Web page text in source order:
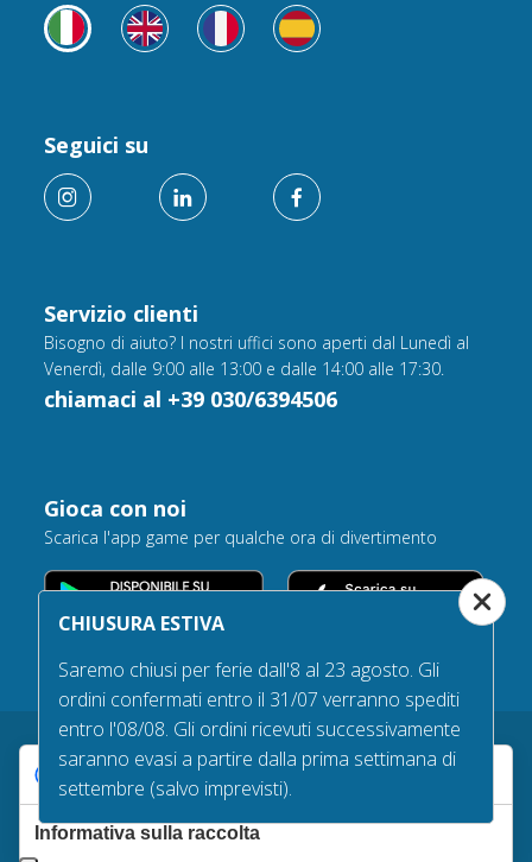
Servizio clienti
Bisogno di aiuto? I nostri uffici sono aperti dal Lunedì al
Venerdì, dalle 9:00 alle 13:00 e dalle 14:00 alle 17:30.
chiamaci al +39 030/6394506
Seguici su
Gioca con noi
Scarica l'app game per qualche ora di divertimento
Garanzie d’acquisto
Tempi e costi di spedizione
CHIUSURA ESTIVA
Saremo chiusi per ferie dall'8 al 23 agosto. Gli
ordini confermati entro il 31/07 verranno spediti
entro l'08/08. Gli ordini ricevuti successivamente
saranno evasi a partire dalla prima settimana di
settembre (salvo imprevisti).
Le tue preferenze relative alla privacy
Informativa sulla raccolta